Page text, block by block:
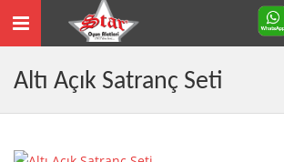
Toggle
navigation
Altı Açık Satranç Seti